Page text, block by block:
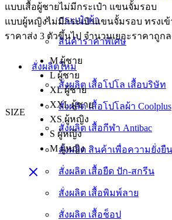
กระเป๋าผ้า
สินค้าราคาพิเศษ
สั่งผลิตใหม่
สั่งผลิต เสื้อโปโล เสื้อบริษัท
สั่งผลิต เสื้อโปโลผ้า Coolplus
สั่งผลิต เสื้อกีฬา Antibac
สั่งผลิต สินค้าเพื่อความยั่งยืน
สั่งผลิต เสื้อยืด ปัก-สกรีน
สั่งผลิต เสื้อพิมพ์ลาย
สั่งผลิต เสื้อช็อป
แบบเสื้อผู้ชายไม่มีกระเป๋า แขนจั้มรอบ
แบบผู้หญิงไม่มีกระเป๋าแขนจั้มรอบ ทรงเ
ราคาส่ง 3 ตัวขึ้นไป จำนวนเยอะราคาถู
SIZE
M ผู้ชาย
L ผู้ชาย
XL ผู้ชาย
XXL ผู้ชาย
XS ผู้หญิง
S ผู้หญิง
M ผู้หญิง